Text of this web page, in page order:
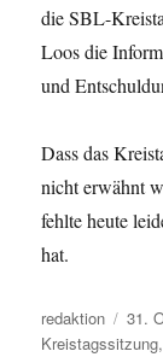
die SBL-
Loos die
und
Dass das
nicht erwähnt
fehlte heute
hat.
Autor
redaktion
am
31.
Kreistagssitzung,